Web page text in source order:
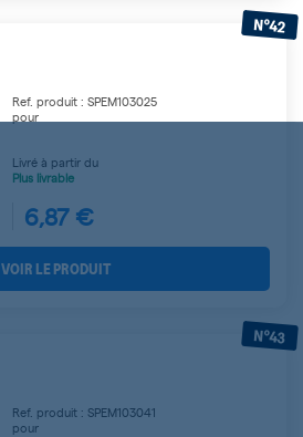
N°42
Ref. produit : SPEM103025
pour
Livré à partir du
Plus livrable
6,87 €
VOIR LE PRODUIT
N°43
Ref. produit : SPEM103041
pour